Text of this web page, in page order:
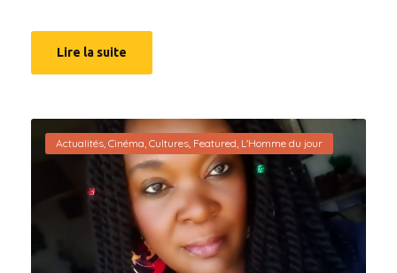
Lire la suite
Actualités, Cinéma, Cultures, Featured, L'Homme du jour